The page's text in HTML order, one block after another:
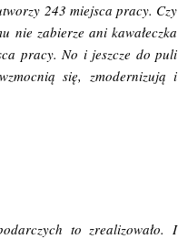
243 miejsca pracy. Czy
nie zabierze ani kawałeczka
pracy. No i jeszcze do puli
się, zmodernizują i
to zrealizowało. I